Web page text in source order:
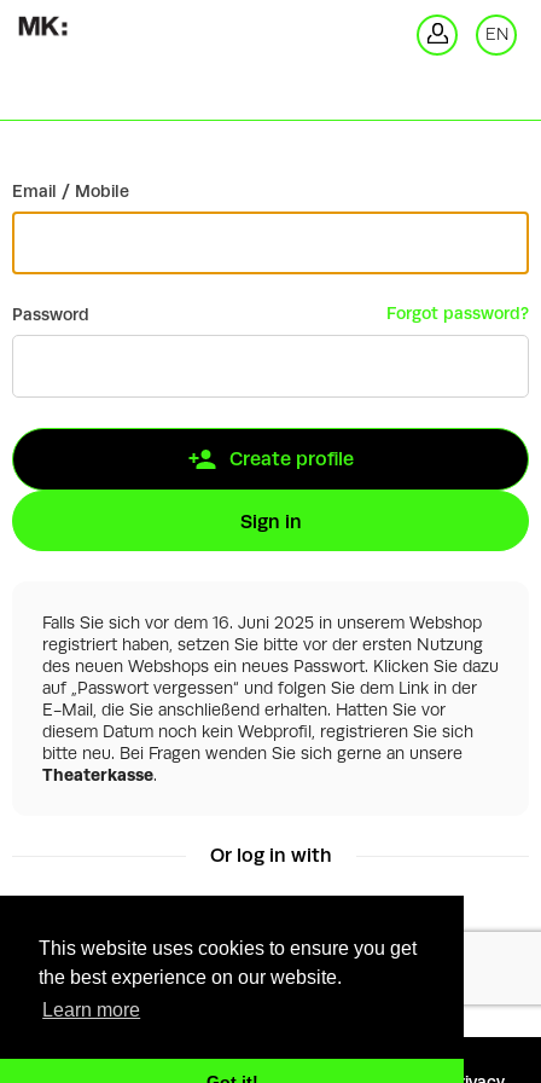
This website uses cookies to ensure you get
the best experience on our website.
Learn more
EN
Email / Mobile
Password Forgot password?
Create profile
Sign in
Falls Sie sich vor dem 16. Juni 2025 in unserem Webshop
registriert haben, setzen Sie bitte vor der ersten Nutzung
des neuen Webshops ein neues Passwort. Klicken Sie dazu
auf „Passwort vergessen“ und folgen Sie dem Link in der
E-Mail, die Sie anschließend erhalten. Hatten Sie vor
diesem Datum noch kein Webprofil, registrieren Sie sich
bitte neu. Bei Fragen wenden Sie sich gerne an unsere
Theaterkasse.
Or log in with
Facebook